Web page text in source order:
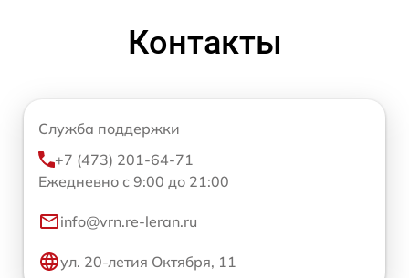
Контакты
Служба поддержки
+7 (473) 201-64-71
Ежедневно с 9:00 до 21:00
info@vrn.re-leran.ru
ул. 20-летия Октября, 11